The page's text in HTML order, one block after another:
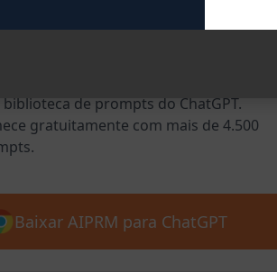
biblioteca de prompts do ChatGPT.
gratuitamente com mais de 4.500
Baixar AIPRM para ChatGPT